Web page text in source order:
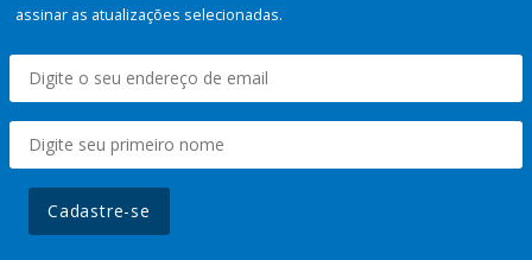
assinar as atualizações selecionadas.
Cadastre-se